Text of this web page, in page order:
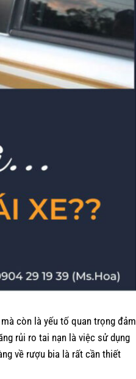
còn là yếu tố quan trọng đảm
rủi ro tai nạn là việc sử dụng
về rượu bia là rất cần thiết